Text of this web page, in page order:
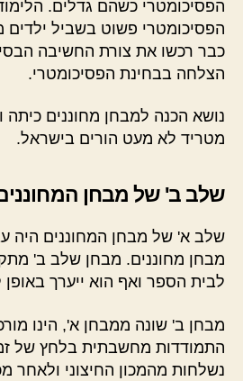
הפסיכומטרי כשהם גדלים.
הפסיכומטרי פשוט בשביל ילדים
כבר רכשו את צורת החשיבה
הצלחה בבחינת הפסיכומטרי.
נושא הכנה למבחן מחוננים כיתה ו
מטריד לא מעט הורים בישראל.
שלב ב' של מבחן
שלב א' של מבחן המחוננים היה
מבחן מחוננים. מבחן שלב ב'
לבית הספר ואף הוא ייערך באופן
מבחן ב' שונה ממבחן א', הינו
התמודדות מחשבתית בלחץ של
נשלחות מהמכון החיצוני ולאחר